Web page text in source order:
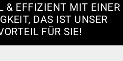
& EFFIZIENT MIT EINER
DAS IST UNSER
FÜR SIE!